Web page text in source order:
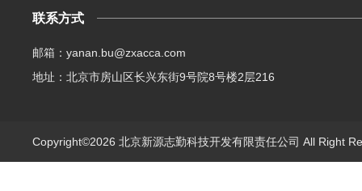
联系方式
邮箱：yanan.bu@zxacca.com
地址：北京市房山区长兴东街9号院8号楼2层216
Copyright©2026 北京新源志勤科技开发有限责任公司 All Right